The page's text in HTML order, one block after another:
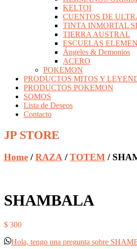
KELTOI
CUENTOS DE
TINTA INMORTAL
TIERRA AUSTRAL
ESCUELAS
Ángeles & Demonios
ACERO
POKEMON
PRODUCTOS MITOS Y
PRODUCTOS POKEMON
SOMOS
Lista de Deseos
Contacto
JP STORE
Home /RAZA /TOTEM /
SHAMBALA
$ 300
Hola, tengo una pregunta sobre